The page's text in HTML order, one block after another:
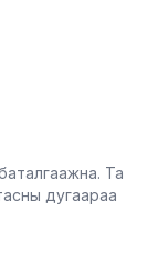
Та
дугаараа